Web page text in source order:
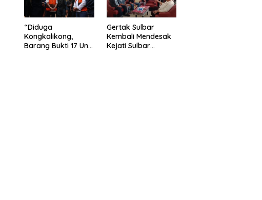
“Diduga
Kongkalikong,
Barang Bukti 17 Unit
Gertak Sulbar
Kembali Mendesak
Kejati Sulbar